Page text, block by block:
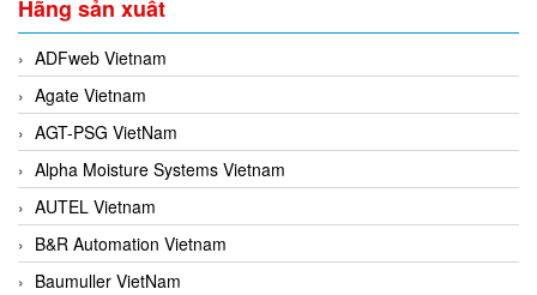
Hãng sản xuất
ADFweb Vietnam
Agate Vietnam
AGT-PSG VietNam
Alpha Moisture Systems Vietnam
AUTEL Vietnam
B&R Automation Vietnam
Baumuller VietNam